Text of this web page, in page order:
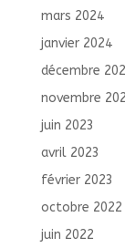
mars 2024
janvier 2024
décembre
novembre
juin 2023
avril 2023
février 2023
octobre 2022
juin 2022